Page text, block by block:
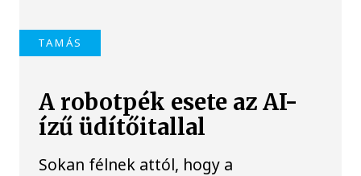
TAMÁS
A robotpék esete az AI-
ízű üdítőitallal
Sokan félnek attól, hogy a